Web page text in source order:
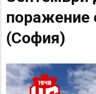
поражение
(София)